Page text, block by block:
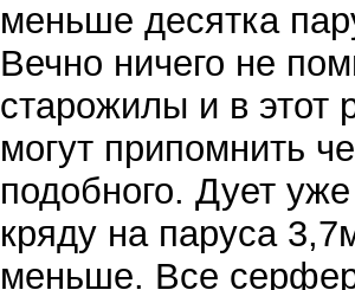
меньше десятка
Вечно ничего не
старожилы и в этот
могут припомнить
подобного. Дует
кряду на паруса
меньше. Все